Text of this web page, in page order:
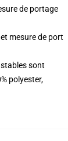
de portage
mesure de port
sont
polyester,